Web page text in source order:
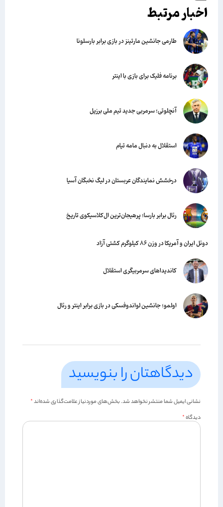
اخبار مرتبط
طارمی جانشین مارتینز در بازی برابر بارسلونا
برنامه فلیک برای بازی با اینتر
آنچلوتی؛ سرمربی جدید تیم ملی برزیل
استقلال به دنبال مامه تیام
درخشش نمایندگان عربستان در لیگ نخبگان آسیا
رئال برابر بارسا؛ پرهیجان‌‌ترین ال‌کلاسیکوی تاریخ
دوئل ایران و آمریکا در وزن ۸۶ کیلوگرم کشتی آزاد
کاندیداهای سرمربیگری استقلال
اولمو؛ جانشین لواندوفسکی در بازی برابر اینتر و رئال
دیدگاهتان را بنویسید
نشانی ایمیل شما منتشر نخواهد شد.بخش‌های موردنیاز علامت‌گذاری شده‌اند*
دیدگاه*